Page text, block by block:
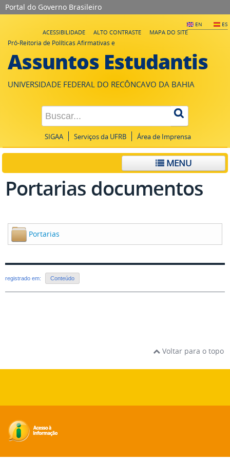
Portal do Governo Brasileiro
EN ES
ACESSIBILIDADE ALTO CONTRASTE
MAPA DO SITE
Pró-Reitoria de Políticas Afirmativas e
Assuntos Estudantis
UNIVERSIDADE FEDERAL DO RECÔNCAVO DA BAHIA
SIGAA Serviços da UFRB Área de Imprensa
MENU
Portarias documentos
Portarias
registrado em: Conteúdo
Voltar para o topo